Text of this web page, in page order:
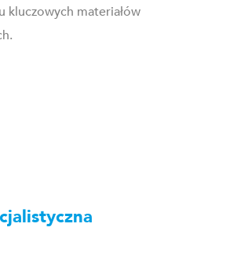
kluczowych materiałów